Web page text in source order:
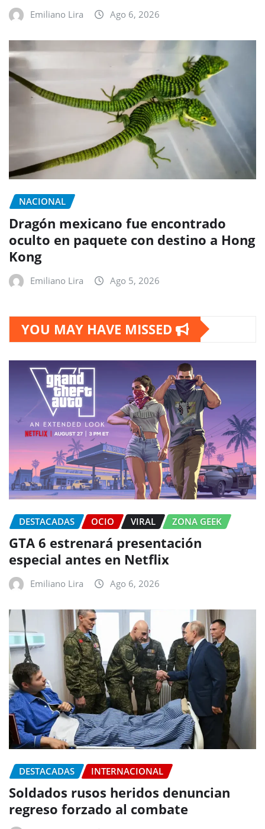
Emiliano Lira Ago 6, 2026
NACIONAL
Dragón mexicano fue encontrado
oculto en paquete con destino a Hong
Kong
Emiliano Lira Ago 5, 2026
YOU MAY HAVE MISSED
DESTACADAS OCIO VIRAL ZONA GEEK
GTA 6 estrenará presentación
especial antes en Netflix
Emiliano Lira Ago 6, 2026
DESTACADAS INTERNACIONAL
Soldados rusos heridos denuncian
regreso forzado al combate